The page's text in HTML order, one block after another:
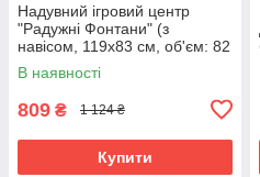
Надувний ігровий центр
"Радужні Фонтани" (з
навісом, 119х83 см, об'єм: 82
л) Intex 57156
В наявності
809 ₴ 1 124 ₴
Купити